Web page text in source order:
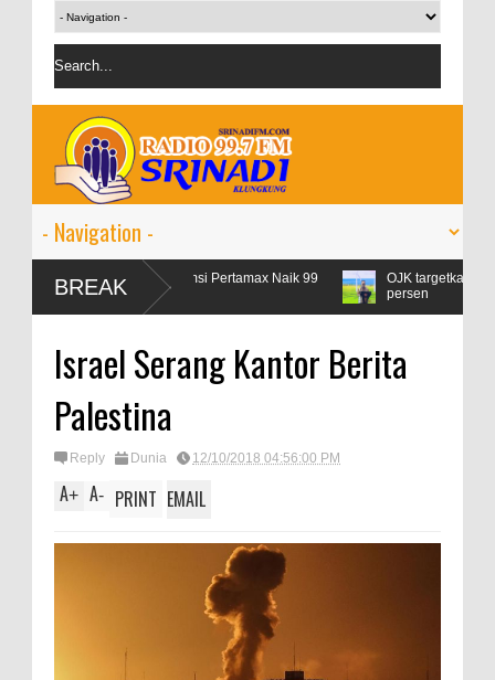
BREAK
Lebaran, Konsumsi Pertamax Naik 99
OJK targetkan kredit
persen
Israel Serang Kantor Berita
Palestina
Reply Dunia 12/10/2018 04:56:00 PM
A+ A- PRINT EMAIL